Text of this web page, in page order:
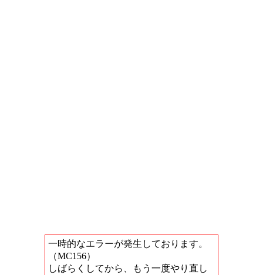
一時的なエラーが発生しております。
（MC156）
しばらくしてから、もう一度やり直し